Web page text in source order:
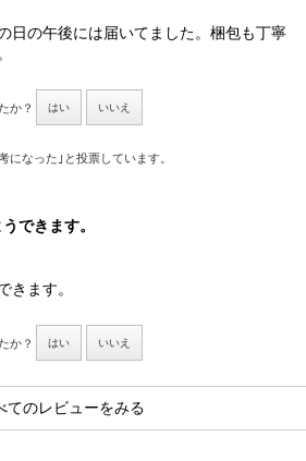
日の午後には届いてました。梱包も丁寧
か？ はい いいえ
になった｣と投票しています。
できます。
きます。
か？ はい いいえ
てのレビューをみる